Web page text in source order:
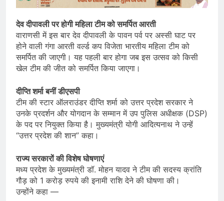
देव दीपावली पर होगी महिला टीम को समर्पित आरती
वाराणसी में इस बार देव दीपावली के पावन पर्व पर अस्सी घाट पर
होने वाली गंगा आरती वर्ल्ड कप विजेता भारतीय महिला टीम को
समर्पित की जाएगी। यह पहली बार होगा जब इस उत्सव को किसी
खेल टीम की जीत को समर्पित किया जाएगा।
दीप्ति शर्मा बनीं डीएसपी
टीम की स्टार ऑलराउंडर दीप्ति शर्मा को उत्तर प्रदेश सरकार ने
उनके प्रदर्शन और योगदान के सम्मान में उप पुलिस अधीक्षक (DSP)
के पद पर नियुक्त किया है। मुख्यमंत्री योगी आदित्यनाथ ने उन्हें
“उत्तर प्रदेश की शान” कहा।
राज्य सरकारों की विशेष घोषणाएं
मध्य प्रदेश के मुख्यमंत्री डॉ. मोहन यादव ने टीम की सदस्य क्रांति
गौड़ को 1 करोड़ रुपये की इनामी राशि देने की घोषणा की।
उन्होंने कहा —